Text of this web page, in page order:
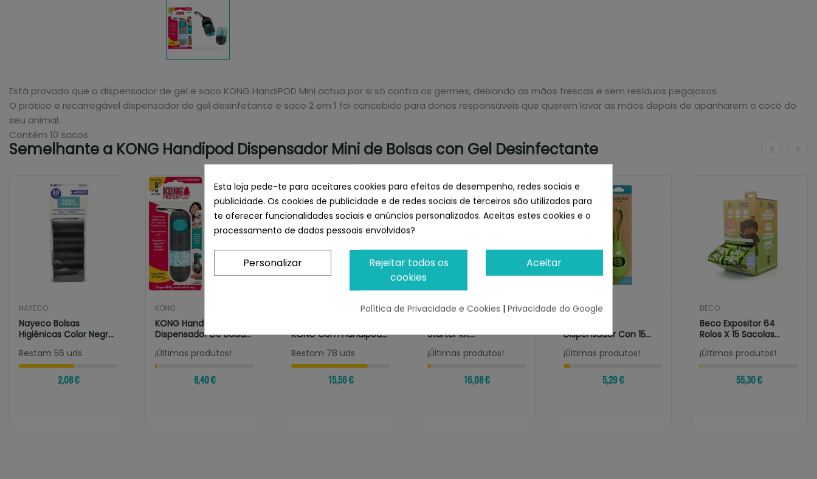
Está provado que o dispensador de gel e saco KONG HandiPOD Mini actua por si só contra os germes, deixando as mãos frescas e sem resíduos pegajosos.
O prático e recarregável dispensador de gel desinfetante e saco 2 em 1 foi concebido para donos responsáveis que querem lavar as mãos depois de apanharem o cocó do
seu animal.
Contém 10 sacos.
Semelhante a KONG Handipod Dispensador Mini de Bolsas con Gel Desinfectante
NAYECO
Nayeco Bolsas
Higiénicas Color Negro
Restam 56 uds
2,08 €
KONG
KONG Handipod
Dispensador De Bolsas
Con Gel...
¡Últimas produtos!
8,40 €
KONG Com Handipod
Restam 78 uds
15,56 €
KONG
Starter Kit
Intercambiable...
¡Últimas produtos!
16,08 €
EARTH RATED
Dispensador Con 15
Bolsas Sin Perfume
¡Últimas produtos!
5,29 €
BECO
Beco Expositor 64
Rolos X 15 Sacolas
Higiênicas
¡Últimas produtos!
55,30 €
Esta loja pede-te para aceitares cookies para efeitos de desempenho, redes sociais e
publicidade. Os cookies de publicidade e de redes sociais de terceiros são utilizados para
te oferecer funcionalidades sociais e anúncios personalizados. Aceitas estes cookies e o
processamento de dados pessoais envolvidos?
Aceitar
Rejeitar todos os
cookies
Personalizar
Política de Privacidade e Cookies | Privacidade do Google